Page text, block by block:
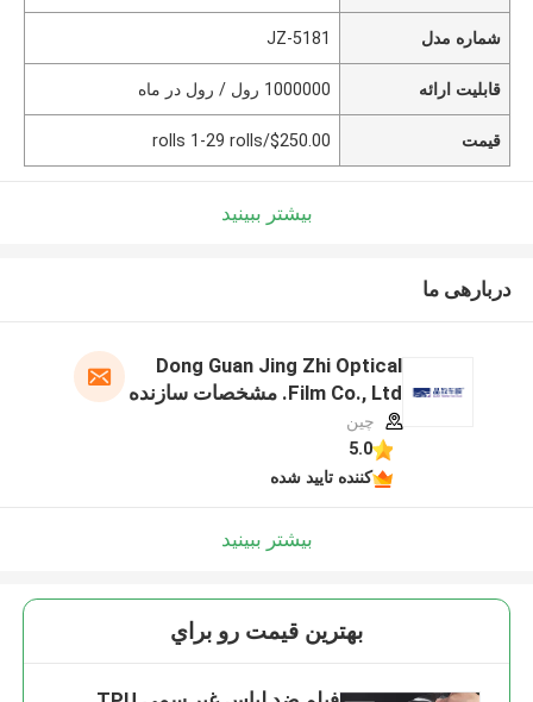
شماره مدل JZ-5181
قابلیت ارائه 1000000 رول / رول در ماه
قیمت $250.00/rolls 1-29 rolls
بیشتر ببینید
دربارهی ما
Dong Guan Jing Zhi Optical
Film Co., Ltd. مشخصات سازنده
چین
5.0
کننده تایید شده
بیشتر ببینید
بهترين قيمت رو براي